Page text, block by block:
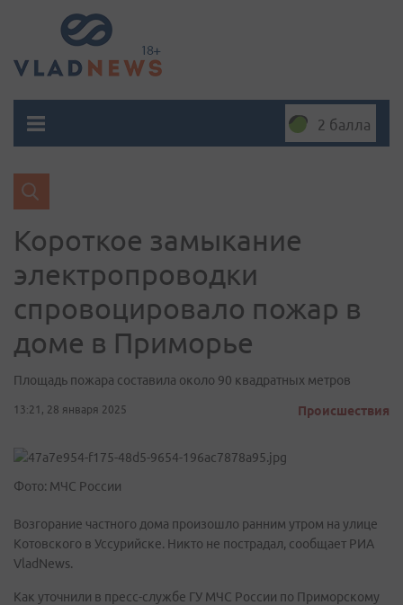
2 балла
Короткое замыкание
электропроводки
спровоцировало пожар в
доме в Приморье
Площадь пожара составила около 90 квадратных метров
13:21, 28 января 2025 Происшествия
Фото: МЧС России
Возгорание частного дома произошло ранним утром на улице
Котовского в Уссурийске. Никто не пострадал, сообщает РИА
VladNews.
Как уточнили в пресс-службе ГУ МЧС России по Приморскому